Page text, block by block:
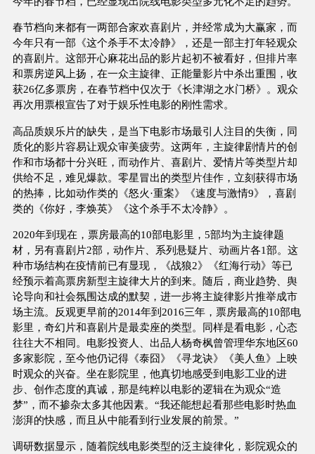
春节档向来都有一两部合家欢喜剧片，并经常成为大赢家，而
今年只有一部《这个杀手不太冷静》，还是一部主打年轻观众
的喜剧片。这部开心麻花出品的影片起初不被看好，但排片率
和票房逆风上扬，在一众主旋律、正能量影片中杀出重围，收
获26亿多票房，在春节档中仅次于《长津湖之水门桥》。观众
再次用票根宣告了对于娱乐性电影的刚性需求。
高品质娱乐片的缺失，是当下电影市场最引人注目的失衡，同
质化的影片容易让观众审美疲劳。这两年，主旋律剧情片的创
作和市场都十分兴旺，而动作片、喜剧片、爱情片等类型片却
供给不足，难见爆款。零星冒出的类型片佳作，立刻获得市场
的热捧，比如动作类的《怒火·重案》《速度与激情9》，喜剧
类的《你好，李焕英》《这个杀手不太冷静》。
2020年到现在，票房最高的10部电影里，5部均为主旋律题
材，另有喜剧片2部，动作片、系列悬疑片、动画片各1部。这
种市场结构在疫情前已有显现，《战狼2》《红海行动》等已
经预示着高票房新型主旋律大片的到来。随后，商业趋势、舆
论导向和社会氛围达成的默契，进一步将主旋律影片推举成市
场主流。反观更早前的2014年到2016三年，票房最高的10部电
影里，奇幻片和喜剧片是最卖座的类型。同样是看电影，心态
往往大不相同。电影投资人、出品人杨奇枫曾管理华东地区60
多家影院，至今他仍记得《泰囧》《寻龙诀》《美人鱼》上映
时观众的兴奋。坐在影院里，他真切地感受到电影工业的进
步、创作态度的真诚，那是纯粹以电影的逻辑在为观众“造
梦”，而不掺杂太多其他因素。“我还能想起看那些电影时热血
澎湃的快感，而且从中能看到行业发展的前景。”
调研数据显示，随着院线电影类型的泛主旋律化，影院观众的